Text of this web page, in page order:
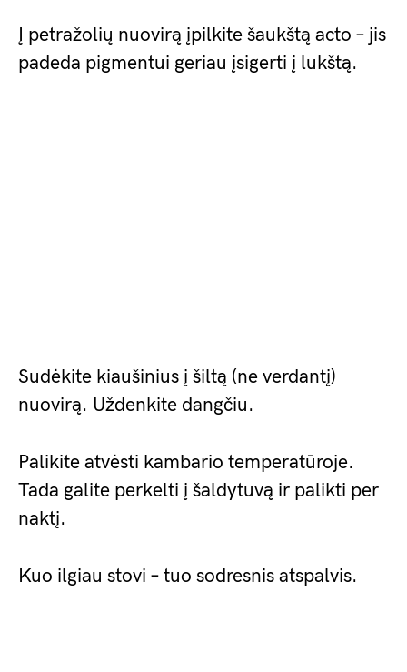
Į petražolių nuovirą įpilkite šaukštą acto – jis
padeda pigmentui geriau įsigerti į lukštą.
Sudėkite kiaušinius į šiltą (ne verdantį)
nuovirą. Uždenkite dangčiu.
Palikite atvėsti kambario temperatūroje.
Tada galite perkelti į šaldytuvą ir palikti per
naktį.
Kuo ilgiau stovi – tuo sodresnis atspalvis.